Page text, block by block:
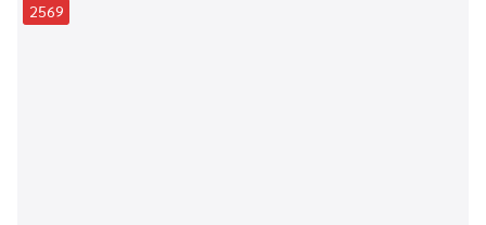
2569